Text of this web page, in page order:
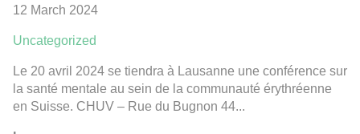
12 March 2024
Uncategorized
Le 20 avril 2024 se tiendra à Lausanne une conférence sur
la santé mentale au sein de la communauté érythréenne
en Suisse. CHUV – Rue du Bugnon 44...